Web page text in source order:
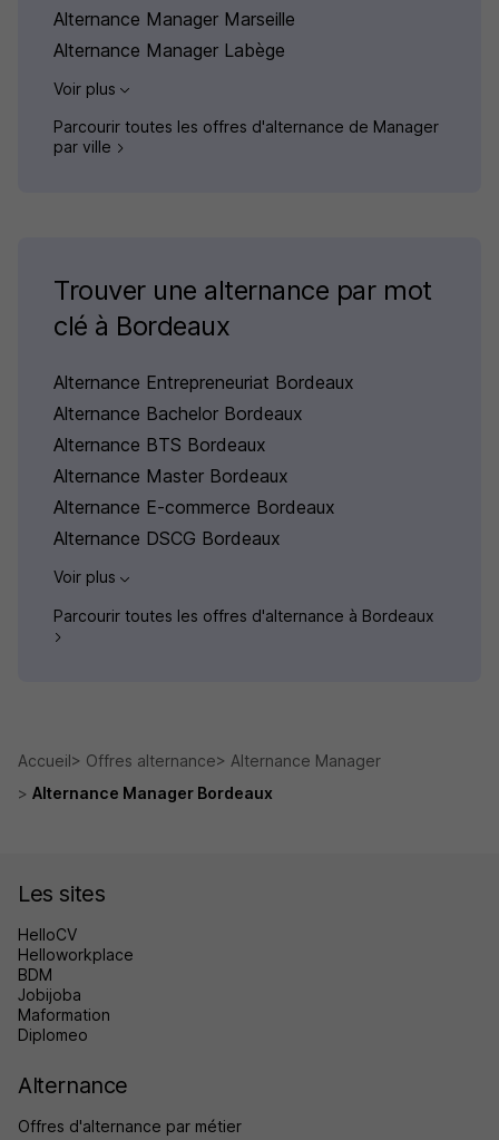
Alternance Manager Marseille
Alternance Manager Labège
Voir plus
Parcourir toutes les offres d'alternance de Manager
par ville
Trouver une alternance par mot
clé à Bordeaux
Alternance Entrepreneuriat Bordeaux
Alternance Bachelor Bordeaux
Alternance BTS Bordeaux
Alternance Master Bordeaux
Alternance E-commerce Bordeaux
Alternance DSCG Bordeaux
Voir plus
Parcourir toutes les offres d'alternance à Bordeaux
Accueil Offres alternance
Alternance Manager
Alternance Manager Bordeaux
Les sites
HelloCV
Helloworkplace
BDM
Jobijoba
Maformation
Diplomeo
Alternance
Offres d'alternance par métier